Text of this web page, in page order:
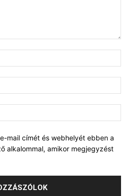
mail címét és webhelyét ebben a
alkalommal, amikor megjegyzést